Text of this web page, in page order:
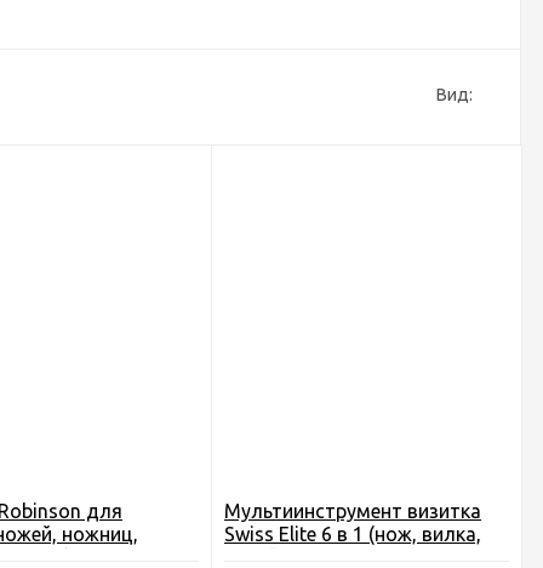
Вид:
для
ножниц,
Мультиинструмент визитка
Swiss Elite 6 в 1 (нож, вилка,